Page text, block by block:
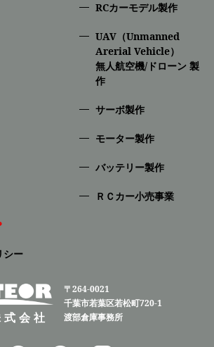
RCカーモデル製作
UAV（Unmanned
Arerial Vehicle）
無人航空機/ドローン 製
作
サーボ製作
モーター製作
バッテリー製作
ＲＣカー小売事業
シー
会社
〒264-0021
千葉市若葉区若松町720-1
渡部倉庫事務所